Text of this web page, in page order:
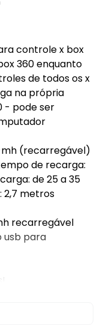
controle x box
360 enquanto
de todos os x
na própria
- pode ser
(recarregável)
de recarga:
de 25 a 35
2,7 metros
recarregável
usb para